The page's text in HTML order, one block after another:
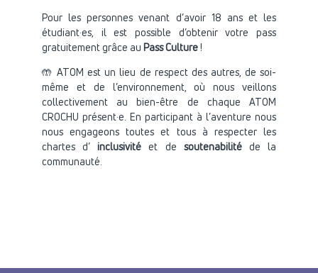
Pour les personnes venant d’avoir 18 ans et les
étudiant·es, il est possible d’obtenir votre pass
gratuitement grâce au Pass Culture!
🤲 ATOM est un lieu de respect des autres, de soi-
même et de l’environnement, où nous veillons
collectivement au bien-être de chaque ATOM
CROCHU présent·e. En participant à l’aventure nous
nous engageons toutes et tous à respecter les
chartes d’inclusivité et de soutenabilitéde la
communauté.